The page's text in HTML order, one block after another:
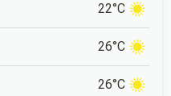
22°C
26°C
26°C